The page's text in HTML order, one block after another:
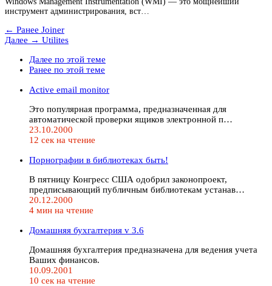
инструмент администрирования, вст…
← Ранее Joiner
Далее → Utilites
Далее по этой теме
Ранее по этой теме
Active email monitor
Это популярная программа, предназначенная для
автоматической проверки ящиков электронной п…
23.10.2000
12 сек на чтение
Порнографии в библиотеках быть!
В пятницу Конгресс США одобрил законопроект,
предписывающий публичным библиотекам устанав…
20.12.2000
4 мин на чтение
Домашняя бухгалтерия v 3.6
Домашняя бухгалтерия предназначена для ведения учета
Ваших финансов.
10.09.2001
10 сек на чтение